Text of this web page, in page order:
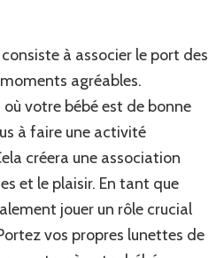
à associer le port des
agréables.
votre bébé est de bonne
à faire une activité
créera une association
et le plaisir. En tant que
jouer un rôle crucial
vos propres lunettes de